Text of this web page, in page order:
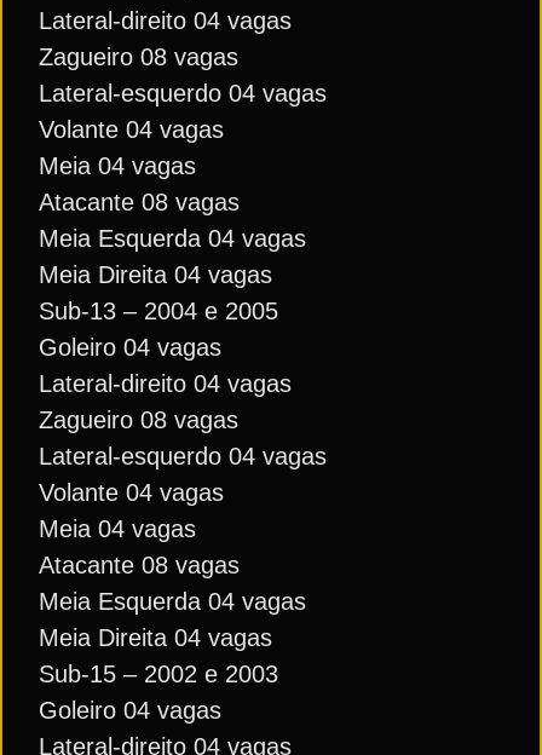
Lateral-direito 04 vagas
Zagueiro 08 vagas
Lateral-esquerdo 04 vagas
Volante 04 vagas
Meia 04 vagas
Atacante 08 vagas
Meia Esquerda 04 vagas
Meia Direita 04 vagas
Sub-13 – 2004 e 2005
Goleiro 04 vagas
Lateral-direito 04 vagas
Zagueiro 08 vagas
Lateral-esquerdo 04 vagas
Volante 04 vagas
Meia 04 vagas
Atacante 08 vagas
Meia Esquerda 04 vagas
Meia Direita 04 vagas
Sub-15 – 2002 e 2003
Goleiro 04 vagas
Lateral-direito 04 vagas